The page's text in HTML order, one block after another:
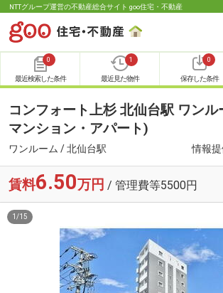
NTTグループ運営の不動産総合サイト goo住宅・不動産
0
最近検索した条件
1
最近見た物件
0
保存した条件
コンフォート上杉 北仙台駅 ワン
マンション・アパート)
ワンルーム / 北仙台駅 情報
賃料6.50万円 / 管理費等5500円
1 /15